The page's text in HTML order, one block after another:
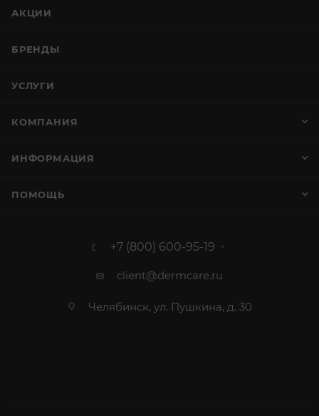
АКЦИИ
БРЕНДЫ
УСЛУГИ
КОМПАНИЯ
ИНФОРМАЦИЯ
ПОМОЩЬ
+7 (800) 600-95-19
client@dermcare.ru
Челябинск, ул. Пушкина, д. 30